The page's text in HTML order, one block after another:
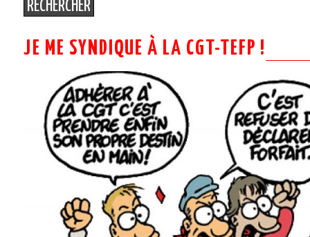
JE ME SYNDIQUE À LA CGT-TEFP !